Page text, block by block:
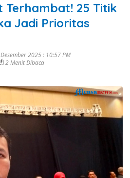
Terhambat! 25 Titik
Jadi Prioritas
2025 : 10:57 PM
2 Menit Dibaca